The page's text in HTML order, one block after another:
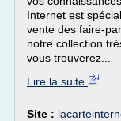
Internet est
vente des faire-
notre collection
vous trouverez...
Lire la suite
Site :